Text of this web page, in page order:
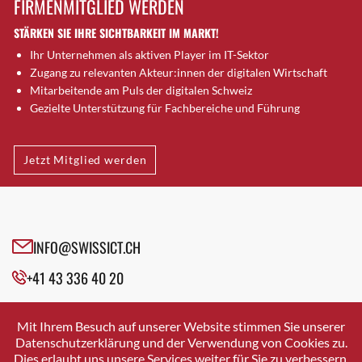
Brütten
Bubendorf
Bubikon
Buchs (SG)
Burgdorf
Bülach
Cazis
Cham
Davos Platz
Davos Platz 1
Dietikon
Dietlikon
FIRMENMITGLIED WERDEN
STÄRKEN SIE IHRE SICHTBARKEIT IM MARKT!
Ihr Unternehmen als aktiven Player im IT-Sektor
Zugang zu relevanten Akteur:innen der digitalen Wirtschaft
Mitarbeitende am Puls der digitalen Schweiz
Gezielte Unterstützung für Fachbereiche und Führung
Jetzt Mitglied werden
INFO@SWISSICT.CH
+41 43 336 40 20
SWISSICT
VULKANSTRASSE 120
8048 ZURICH
Mit Ihrem Besuch auf unserer Website stimmen Sie unserer
Datenschutzerklärung und der Verwendung von Cookies zu.
Dies erlaubt uns unsere Services weiter für Sie zu verbessern.